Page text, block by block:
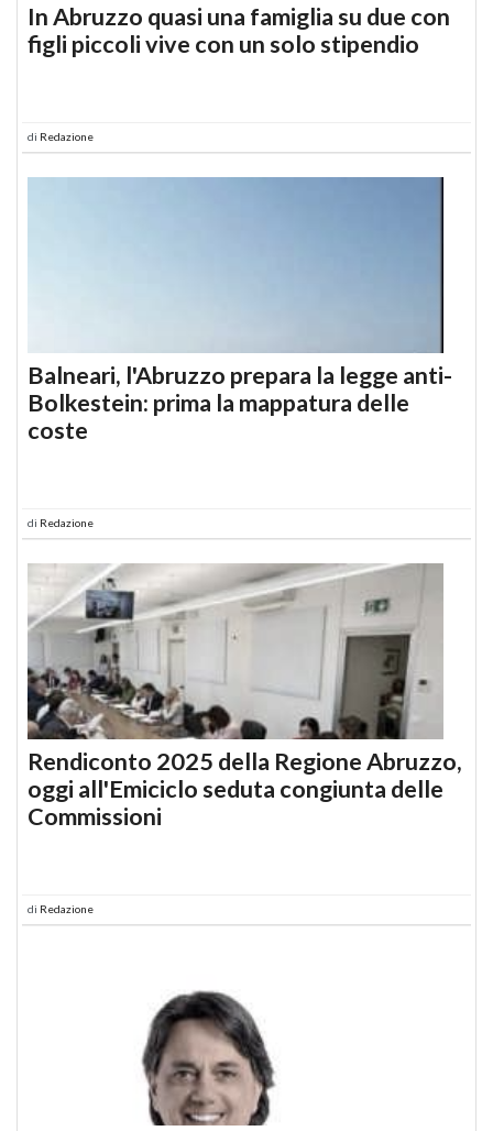
In Abruzzo quasi una famiglia su due con
figli piccoli vive con un solo stipendio
di Redazione
Balneari, l'Abruzzo prepara la legge anti-
Bolkestein: prima la mappatura delle
coste
di Redazione
Rendiconto 2025 della Regione Abruzzo,
oggi all'Emiciclo seduta congiunta delle
Commissioni
di Redazione